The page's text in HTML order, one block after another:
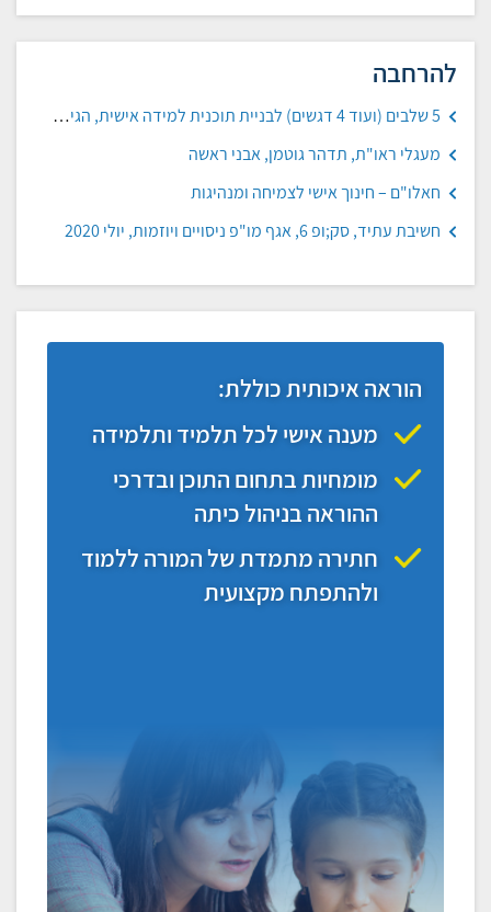
להרחבה
5 שלבים (ועוד 4 דגשים) לבניית תוכנית למידה אישית, הגיע זמן חינוך מעגלי ראו"ת, תדהר גוטמן, אבני ראשה חאלו"ם
מעגלי ראו"ת, תדהר גוטמן, אבני ראשה
חאלו"ם – חינוך אישי לצמיחה ומנהיגות
חשיבת עתיד, סק;ופ 6, אגף מו"פ ניסויים ויוזמות, יולי 2020
הוראה איכותית כוללת:
מענה אישי לכל תלמיד ותלמידה
מומחיות בתחום התוכן ובדרכי
ההוראה בניהול כיתה
חתירה מתמדת של המורה ללמוד
ולהתפתח מקצועית